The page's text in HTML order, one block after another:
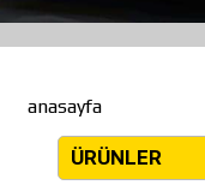
anasayfa
ÜRÜNLER